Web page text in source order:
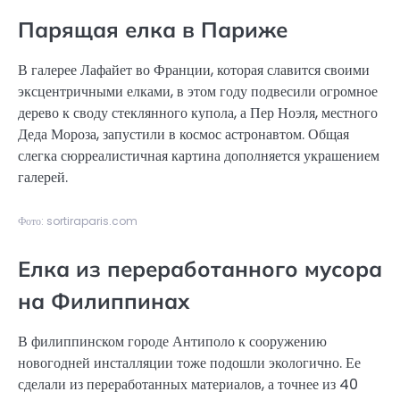
Парящая елка в Париже
В галерее Лафайет во Франции, которая славится своими
эксцентричными елками, в этом году подвесили огромное
дерево к своду стеклянного купола, а Пер Ноэля, местного
Деда Мороза, запустили в космос астронавтом. Общая
слегка сюрреалистичная картина дополняется украшением
галерей.
Фото: sortiraparis.com
Елка из переработанного мусора
на Филиппинах
В филиппинском городе Антиполо к сооружению
новогодней инсталляции тоже подошли экологично. Ее
сделали из переработанных материалов, а точнее из 40